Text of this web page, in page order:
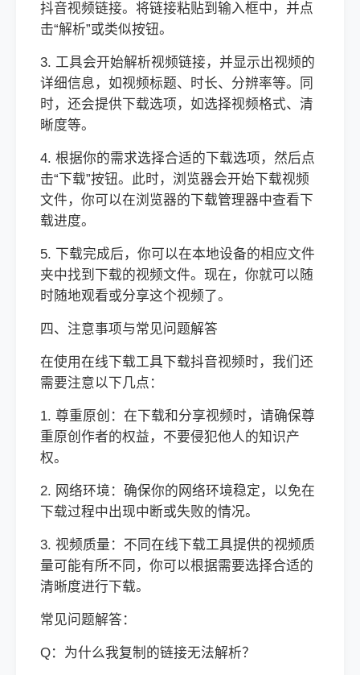
抖音视频链接。将链接粘贴到输入框中，并点
击“解析”或类似按钮。
3. 工具会开始解析视频链接，并显示出视频的
详细信息，如视频标题、时长、分辨率等。同
时，还会提供下载选项，如选择视频格式、清
晰度等。
4. 根据你的需求选择合适的下载选项，然后点
击“下载”按钮。此时，浏览器会开始下载视频
文件，你可以在浏览器的下载管理器中查看下
载进度。
5. 下载完成后，你可以在本地设备的相应文件
夹中找到下载的视频文件。现在，你就可以随
时随地观看或分享这个视频了。
四、注意事项与常见问题解答
在使用在线下载工具下载抖音视频时，我们还
需要注意以下几点：
1. 尊重原创：在下载和分享视频时，请确保尊
重原创作者的权益，不要侵犯他人的知识产
权。
2. 网络环境：确保你的网络环境稳定，以免在
下载过程中出现中断或失败的情况。
3. 视频质量：不同在线下载工具提供的视频质
量可能有所不同，你可以根据需要选择合适的
清晰度进行下载。
常见问题解答：
Q：为什么我复制的链接无法解析？